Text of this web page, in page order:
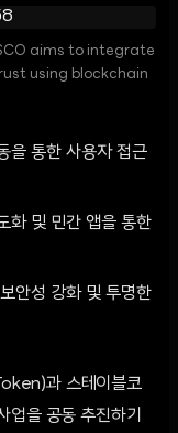
aims to integrate
using blockchain
을 통한 사용자 접근
화 및 민간 앱을 통한
안성 강화 및 투명한
과 스테이블코
업을 공동 추진하기